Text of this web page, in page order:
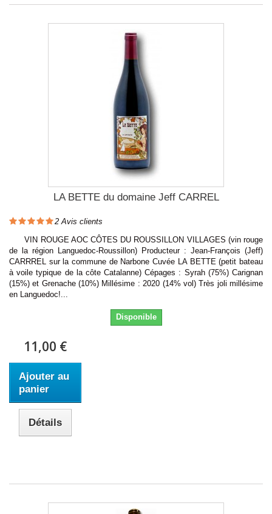
LA BETTE du domaine Jeff CARREL
2 Avis clients
VIN ROUGE AOC CÔTES DU ROUSSILLON VILLAGES (vin rouge
de la région Languedoc-Roussillon) Producteur : Jean-François (Jeff)
CARRREL sur la commune de Narbone Cuvée LA BETTE (petit bateau
à voile typique de la côte Catalanne) Cépages : Syrah (75%) Carignan
(15%) et Grenache (10%) Millésime : 2020 (14% vol) Très joli millésime
en Languedoc!...
Disponible
11,00 €
Ajouter au
panier
Détails